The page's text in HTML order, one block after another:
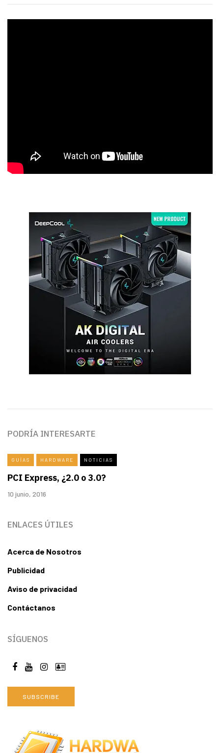
PODRÍA INTERESARTE
GUÍAS HARDWARE NOTICIAS
PCI Express, ¿2.0 o 3.0?
10 junio, 2016
ENLACES ÚTILES
Acerca de Nosotros
Publicidad
Aviso de privacidad
Contáctanos
SÍGUENOS
SUBSCRIBE